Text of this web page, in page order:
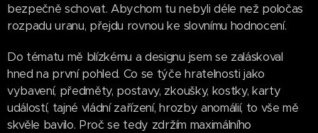
bezpečně schovat. Abychom tu nebyli déle než poločas
rozpadu uranu, přejdu rovnou ke slovnímu hodnocení.
Do tématu mě blízkému a designu jsem se zaláskoval
hned na první pohled. Co se týče hratelnosti jako
vybavení, předměty, postavy, zkoušky, kostky, karty
událostí, tajné vládní zařízení, hrozby anomálií, to vše mě
skvěle bavilo. Proč se tedy zdržím maximálního